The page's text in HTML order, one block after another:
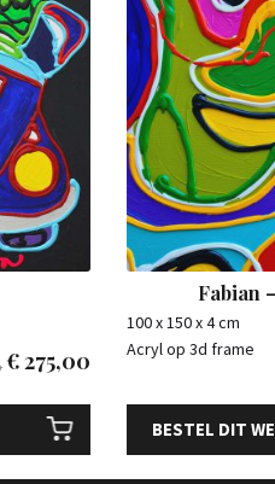
€275,00
Fabian
100 x 150 x 4 cm
Acryl op 3d frame
BESTEL DIT